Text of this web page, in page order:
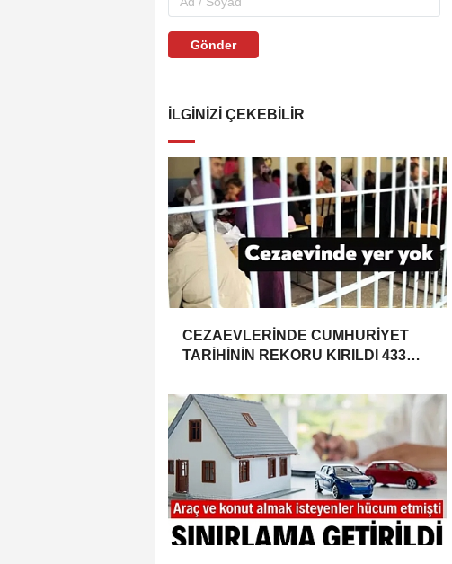
Gönder
İLGINIZI ÇEKEBILIR
CEZAEVLERİNDE CUMHURİYET
TARİHİNİN REKORU KIRILDI 433